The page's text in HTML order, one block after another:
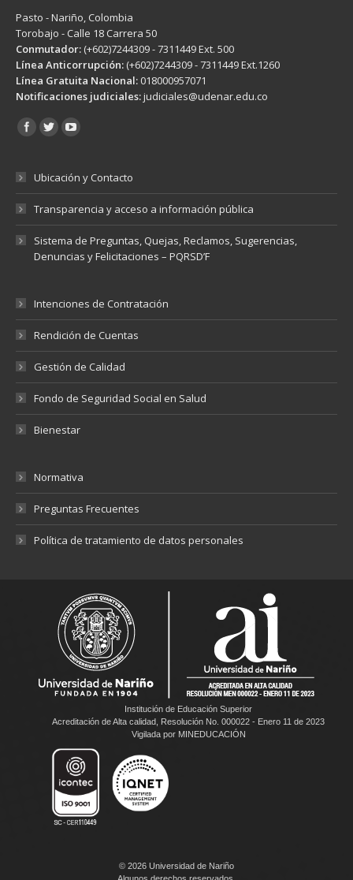
Pasto - Nariño, Colombia
Torobajo - Calle 18 Carrera 50
Conmutador: (+602)7244309 - 7311449 Ext. 500
Línea Anticorrupción: (+602)7244309 - 7311449 Ext.1260
Línea Gratuita Nacional: 018000957071
Notificaciones judiciales:judiciales@udenar.edu.co
Encuéntranos en:
Ubicación y Contacto
Transparencia y acceso a información pública
Sistema de Preguntas, Quejas, Reclamos, Sugerencias,
Denuncias y Felicitaciones – PQRSD’F
Intenciones de Contratación
Rendición de Cuentas
Gestión de Calidad
Fondo de Seguridad Social en Salud
Bienestar
Normativa
Preguntas Frecuentes
Política de tratamiento de datos personales
Institución de Educación Superior
Acreditación de Alta calidad, Resolución No. 000022 - Enero 11 de 2023
Vigilada por MINEDUCACIÓN
© 2026 Universidad de Nariño